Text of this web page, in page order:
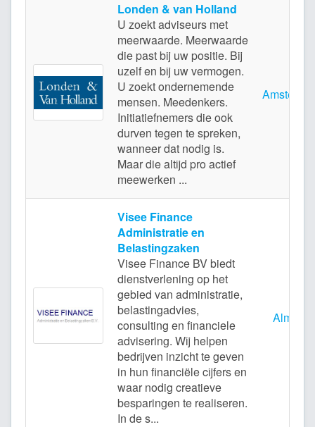
Londen & van Holland
U zoekt adviseurs met
meerwaarde. Meerwaarde
die past bij uw positie. Bij
uzelf en bij uw vermogen.
U zoekt ondernemende
mensen. Meedenkers.
Initiatiefnemers die ook
durven tegen te spreken,
wanneer dat nodig is.
Maar die altijd pro actief
meewerken ...
Visee Finance
Administratie en
Belastingzaken
Visee Finance BV biedt
dienstverlening op het
gebied van administratie,
belastingadvies,
consulting en financiele
advisering. Wij helpen
bedrijven inzicht te geven
in hun financiële cijfers en
waar nodig creatieve
besparingen te realiseren.
In de s...
Almere